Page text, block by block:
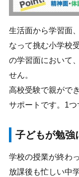
生活面から学習面
なって挑む小学校
の学習面において
せん。
高校受験で親がで
サポートです。1つ
子どもが勉強
学校の授業が終わ
放課後も忙しい中